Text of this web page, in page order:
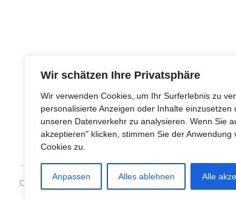
Wir schätzen Ihre Privatsphäre
Wir verwenden Cookies, um Ihr Surferlebnis zu
personalisierte Anzeigen oder Inhalte einzusetzen
unseren Datenverkehr zu analysieren. Wenn Sie
akzeptieren" klicken, stimmen Sie der Anwendung
Cookies zu.
Anpassen Alles ablehnen Alle
Copyright © 1993-2018 · All Rights Reserved · Dharmakirti